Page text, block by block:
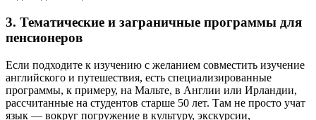
3. Тематические и заграничные программы для
пенсионеров
Если подходите к изучению с желанием совместить изучение
английского и путешествия, есть специализированные
программы, к примеру, на Мальте, в Англии или Ирландии,
рассчитанные на студентов старше 50 лет. Там не просто учат
язык — вокруг погружение в культуру, экскурсии,